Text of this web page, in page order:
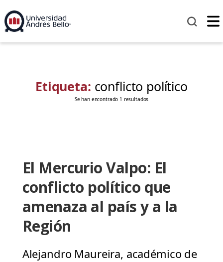
Etiqueta: conflicto político
Se han encontrado 1 resultados
El Mercurio Valpo: El
conflicto político que
amenaza al país y a la
Región
Alejandro Maureira, académico de